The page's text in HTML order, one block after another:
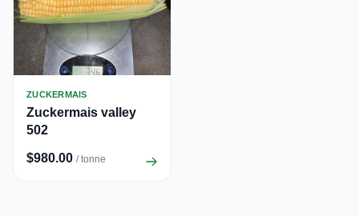
ZUCKERMAIS
Zuckermais valley
502
$980.00 / tonne